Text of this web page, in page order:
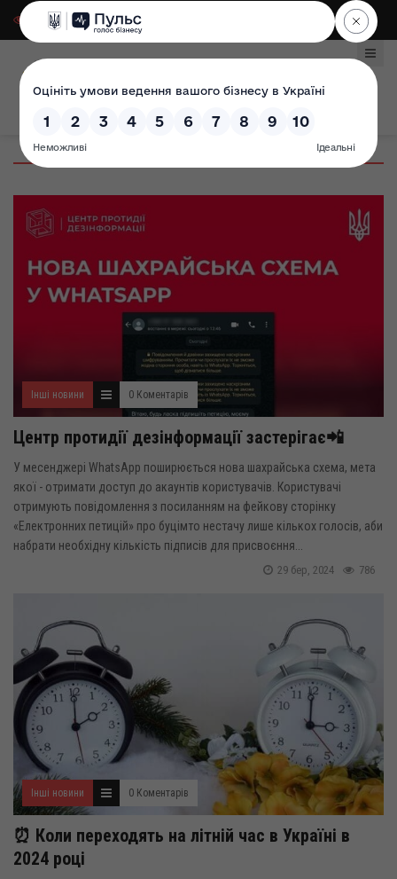
Для слабозорих|
Інші новини 0 Коментарів
Центр протидії дезінформації застерігає📲
У месенджері WhatsApp поширюється нова шахрайська схема, мета
якої - отримати доступ до акаунтів користувачів. Користувачі
отримують повідомлення з посиланням на фейкову сторінку
«Електронних петицій» про буцімто нестачу лише кількох голосів, аби
набрати необхідну кількість підписів для присвоєння...
786
29 бер, 2024
Інші новини 0 Коментарів
⏰ Коли переходять на літній час в Україні в
2024 році